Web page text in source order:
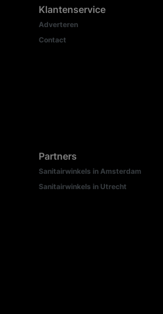
Klantenservice
Adverteren
Contact
Partners
Sanitairwinkels in Amsterdam
Sanitairwinkels in Utrecht